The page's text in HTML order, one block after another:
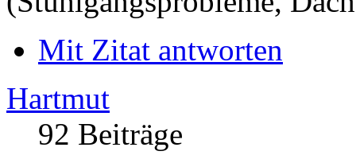
Mit Zitat antworten
Hartmut
92 Beiträge